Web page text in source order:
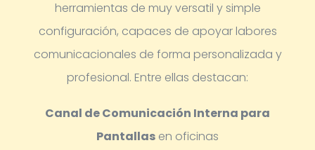
herramientas de muy versatil y simple
configuración, capaces de apoyar labores
comunicacionales de forma personalizada y
profesional. Entre ellas destacan:
Canal de Comunicación Interna para
Pantallas en oficinas